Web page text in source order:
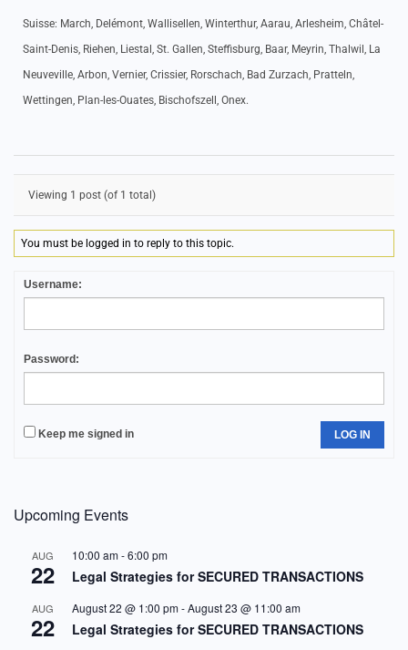
Suisse: March, Delémont, Wallisellen, Winterthur, Aarau, Arlesheim, Châtel-
Saint-Denis, Riehen, Liestal, St. Gallen, Steffisburg, Baar, Meyrin, Thalwil, La
Neuveville, Arbon, Vernier, Crissier, Rorschach, Bad Zurzach, Pratteln,
Wettingen, Plan-les-Ouates, Bischofszell, Onex.
Viewing 1 post (of 1 total)
You must be logged in to reply to this topic.
Username:
Password:
Keep me signed in LOG IN
Upcoming Events
AUG
22
10:00 am-6:00 pm
Legal Strategies for SECURED TRANSACTIONS
AUG
22
August 22 @ 1:00 pm-August 23 @ 11:00 am
Legal Strategies for SECURED TRANSACTIONS